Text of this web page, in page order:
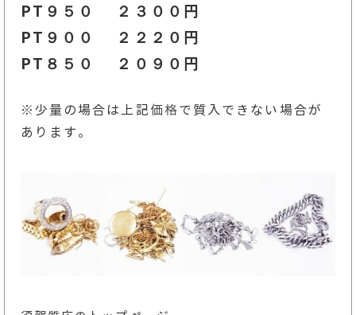
PT９５０ ２３００ 円
PT９００ ２２２０円
PT８５０ ２０９０円
※少量の場合は上記 価格で質入できない場合が
あります。